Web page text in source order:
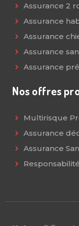
Assurance 2
Assurance
Assurance
Assurance
Assurance
Nos offres
Multirisque
Assurance
Assurance